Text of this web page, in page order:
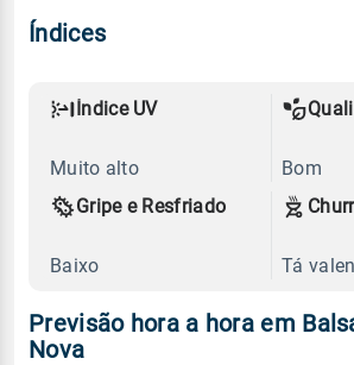
Índices
Índice UV
Muito alto
Bom
Gripe e Resfriado
Baixo Tá
Previsão hora a hora em
Nova